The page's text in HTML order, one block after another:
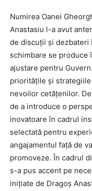
Numirea Oanei
Anastasiu l-a avut
de discuții și dezbateri
schimbare se
ajustare pentru
prioritățile și
nevoilor cetățenilor.
de a introduce o
inovatoare în cadrul
selectată pentru
angajamentul față de
promoveze. În cadrul
s-a pus accent pe
inițiate de Dragoș